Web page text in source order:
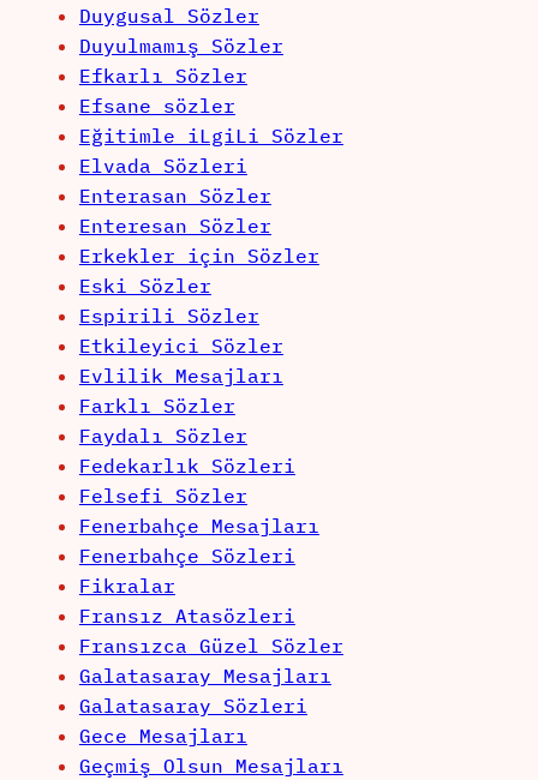
Duygusal Sözler
Duyulmamış Sözler
Efkarlı Sözler
Efsane sözler
Eğitimle iLgiLi Sözler
Elvada Sözleri
Enterasan Sözler
Enteresan Sözler
Erkekler için Sözler
Eski Sözler
Espirili Sözler
Etkileyici Sözler
Evlilik Mesajları
Farklı Sözler
Faydalı Sözler
Fedekarlık Sözleri
Felsefi Sözler
Fenerbahçe Mesajları
Fenerbahçe Sözleri
Fikralar
Fransız Atasözleri
Fransızca Güzel Sözler
Galatasaray Mesajları
Galatasaray Sözleri
Gece Mesajları
Geçmiş Olsun Mesajları